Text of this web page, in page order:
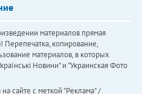
материалов прямая
Перепечатка, копирование,
материалов, в которых
Новини" и "Украинская Фото
сайте с меткой "Реклама" /